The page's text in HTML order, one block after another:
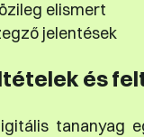
elismert
jelentések
és
tananyag